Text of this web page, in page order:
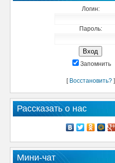
Логин:
Пароль:
Запомнить
[ Восстановить?]
Рассказать о нас
Мини-чат